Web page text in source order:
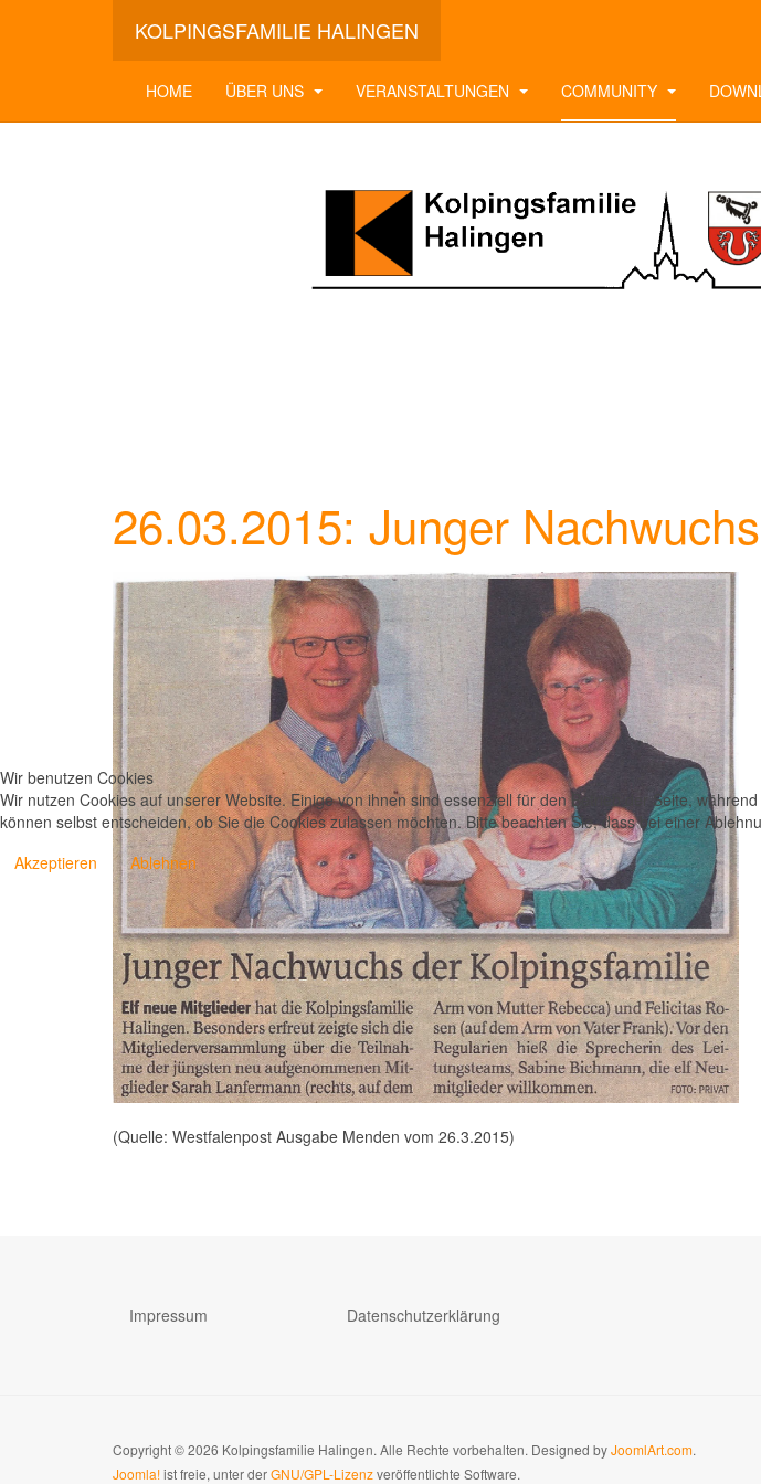
KOLPINGSFAMILIE HALINGEN
HOME ÜBER UNS VERANSTALTUNGEN COMMUNITY
26.03.2015: Junger
(Quelle: Westfalenpost Ausgabe Menden vom 26.3.2015)
Impressum Datenschutzerklärung
Copyright © 2026 Kolpingsfamilie Halingen. Alle Rechte vorbehalten. Designed byJoomlArt.com.
Joomla!ist freie, unter derGNU/GPL-Lizenzveröffentlichte Software.
Wir benutzen Cookies
Wir nutzen Cookies auf unserer Website. Einige von ihnen sind essenziell für den Betrieb der Seite,
können selbst entscheiden, ob Sie die Cookies zulassen möchten. Bitte beachten Sie, dass bei einer
Akzeptieren
Ablehnen